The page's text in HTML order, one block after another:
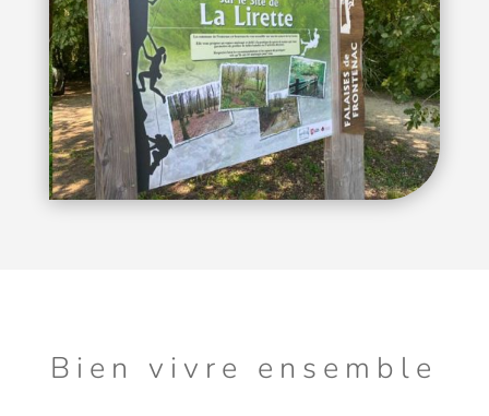
Bien vivre ensemble